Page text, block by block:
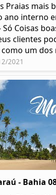
Praias mais
ano interno
Só Coisas
clientes
um dos
2021
- Bahia